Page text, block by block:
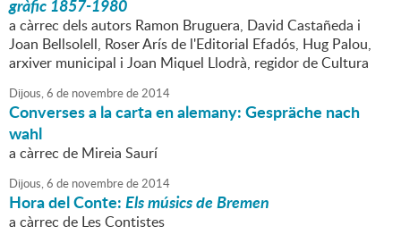
gràfic 1857-1980
a càrrec dels autors Ramon Bruguera, David Castañeda i
Joan Bellsolell, Roser Arís de l'Editorial Efadós, Hug Palou,
arxiver municipal i Joan Miquel Llodrà, regidor de Cultura
Dijous,6 de novembrede2014
Converses a la carta en alemany: Gespräche nach
wahl
a càrrec de Mireia Saurí
Dijous,6 de novembrede2014
Hora del Conte:Els músics de Bremen
a càrrec de Les Contistes